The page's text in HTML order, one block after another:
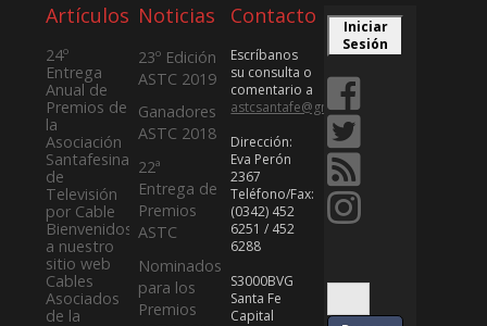
Artículos
24º
Entrega
Anual de
Premios de
la
Asociación
Santafesina
de
Televisión
por Cable
Bienvenidos
a nuestro
sitio web
Cables
Asociados
de la
Noticias
23º Edición
ASTC 2019
Ganadores
ASTC 2018
22ª
Entrega de
Premios
ASTC
Nominados
para los
Premios
Contacto
Escríbanos
su consulta o
comentario a
astcsantafe@gmail.com
Dirección:
Eva Perón
2367
Teléfono/Fax:
(0342) 452
6251 / 452
6288
S3000BVG
Santa Fe
Capital
Iniciar
Sesión